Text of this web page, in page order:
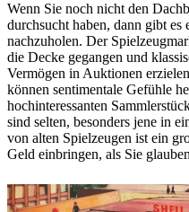
Wenn Sie noch nicht den
durchsucht haben, dann gibt es
nachzuholen. Der
die Decke gegangen und
Vermögen in Auktionen
können sentimentale Gefühle
hochinteressanten
sind selten, besonders jene in
von alten Spielzeugen ist ein
Geld einbringen, als Sie